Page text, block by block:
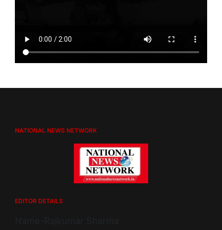
NATIONAL NEWS NETWORK
EDITOR DETAILS